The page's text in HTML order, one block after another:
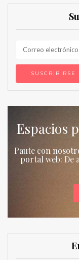
Espacios
Paute con
portal web: De